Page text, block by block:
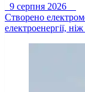
9 серпня 2026
Створено
електроенергії,